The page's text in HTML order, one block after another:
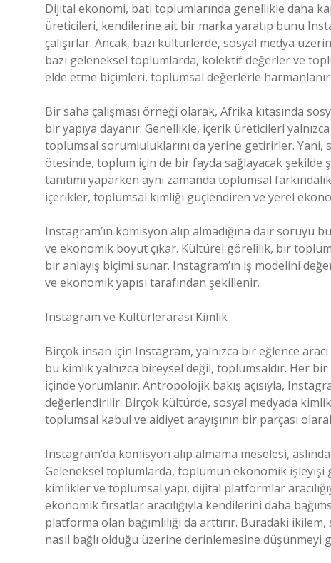
Dijital ekonomi, batı toplumlarında genellikle daha
üreticileri, kendilerine ait bir marka yaratıp bunu
çalışırlar. Ancak, bazı kültürlerde, sosyal medya
bazı geleneksel toplumlarda, kolektif değerler ve
elde etme biçimleri, toplumsal değerlerle harmanlanır.
Bir saha çalışması örneği olarak, Afrika kıtasında
bir yapıya dayanır. Genellikle, içerik üreticileri
toplumsal sorumluluklarını da yerine getirirler. Yani,
ötesinde, toplum için de bir fayda sağlayacak şekilde
tanıtımı yaparken aynı zamanda toplumsal
içerikler, toplumsal kimliği güçlendiren ve yerel
Instagram’ın komisyon alıp almadığına dair soruyu
ve ekonomik boyut çıkar. Kültürel görelilik, bir
bir anlayış biçimi sunar. Instagram’ın iş modelini
ve ekonomik yapısı tarafından şekillenir.
Instagram ve Kültürlerarası Kimlik
Birçok insan için Instagram, yalnızca bir eğlence
bu kimlik yalnızca bireysel değil, toplumsaldır. Her
içinde yorumlanır. Antropolojik bakış açısıyla,
değerlendirilir. Birçok kültürde, sosyal medyada
toplumsal kabul ve aidiyet arayışının bir parçası
Instagram’da komisyon alıp almama meselesi,
Geleneksel toplumlarda, toplumun ekonomik işleyişi
kimlikler ve toplumsal yapı, dijital platformlar
ekonomik fırsatlar aracılığıyla kendilerini daha
platforma olan bağımlılığı da arttırır. Buradaki
nasıl bağlı olduğu üzerine derinlemesine düşünmeyi